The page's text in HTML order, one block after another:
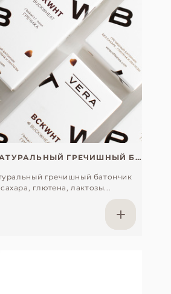
ПОЛНОСТЬЮ НАТУРАЛЬНЫЙ ГРЕЧИШНЫЙ БАТОНЧИК VERA БЕЗ САХАРА, СОИ, ГЛЮТЕНА И ЛАКТОЗЫ (ВЕГАН)
гречишный батончик
глютена, лактозы...